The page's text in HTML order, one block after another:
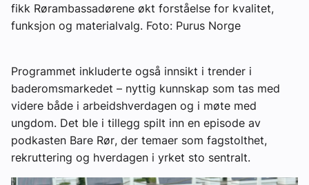
fikk Rørambassadørene økt forståelse for kvalitet,
funksjon og materialvalg. Foto: Purus Norge
Programmet inkluderte også innsikt i trender i
baderomsmarkedet – nyttig kunnskap som tas med
videre både i arbeidshverdagen og i møte med
ungdom. Det ble i tillegg spilt inn en episode av
podkasten Bare Rør, der temaer som fagstolthet,
rekruttering og hverdagen i yrket sto sentralt.